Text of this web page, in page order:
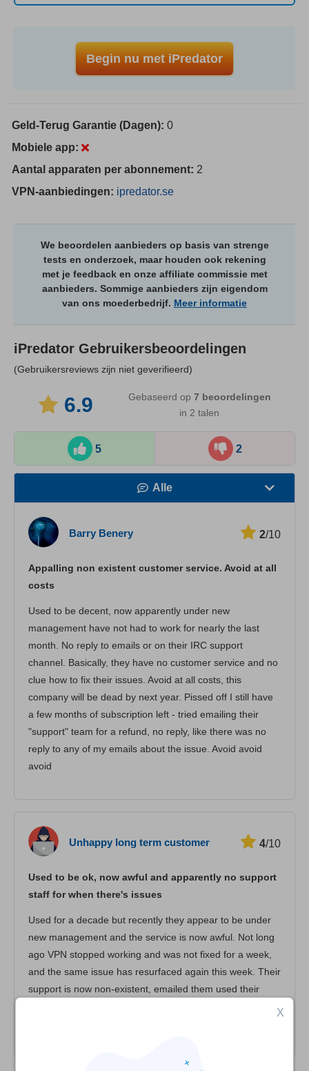
Begin nu met iPredator
Geld-Terug Garantie (Dagen): 0
Mobiele app:
Aantal apparaten per abonnement: 2
VPN-aanbiedingen: ipredator.se
We beoordelen aanbieders op basis van strenge
tests en onderzoek, maar houden ook rekening
met je feedback en onze affiliate commissie met
aanbieders. Sommige aanbieders zijn eigendom
van ons moederbedrijf. Meer informatie
iPredator Gebruikersbeoordelingen
(Gebruikersreviews zijn niet geverifieerd)
6.9 Gebaseerd op 7 beoordelingen
in 2 talen
5 2
Alle
Klantenservice
Barry Benery 2/10
Appalling non existent customer service. Avoid at all
costs
Used to be decent, now apparently under new
management have not had to work for nearly the last
month. No reply to emails or on their IRC support
channel. Basically, they have no customer service and no
clue how to fix their issues. Avoid at all costs, this
company will be dead by next year. Pissed off I still have
a few months of subscription left - tried emailing their
"support" team for a refund, no reply, like there was no
reply to any of my emails about the issue. Avoid avoid
avoid
Unhappy long term customer 4/10
Used to be ok, now awful and apparently no support
staff for when there's issues
Used for a decade but recently they appear to be under
new management and the service is now awful. Not long
ago VPN stopped working and was not fixed for a week,
and the same issue has resurfaced again this week. Their
support is now non-existent, emailed them used their
X